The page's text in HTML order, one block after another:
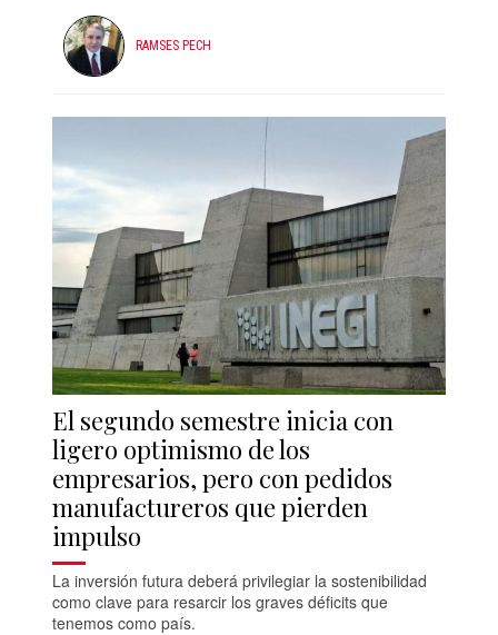
RAMSES PECH
El segundo semestre inicia con
ligero optimismo de los
empresarios, pero con pedidos
manufactureros que pierden
impulso
La inversión futura deberá privilegiar la sostenibilidad
como clave para resarcir los graves déficits que
tenemos como país.